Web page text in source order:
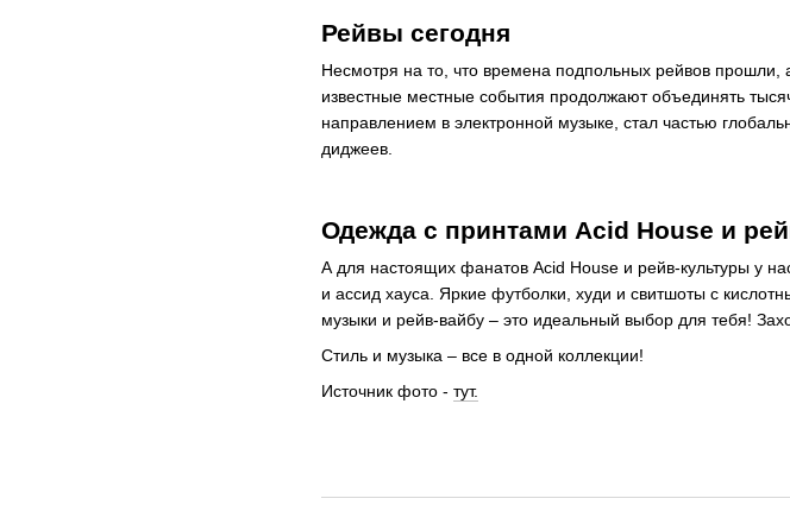
Рейвы сегодня
Несмотря на то, что времена подпольных рейвов
известные местные события продолжают объединять
направлением в электронной музыке, стал частью
диджеев.
Одежда с принтами Acid House и
А для настоящих фанатов Acid House и рейв-культуры у
и ассид хауса. Яркие футболки, худи и свитшоты с
музыки и рейв-вайбу – это идеальный выбор для тебя!
Cтиль и музыка – все в одной коллекции!
Источник фото - тут.